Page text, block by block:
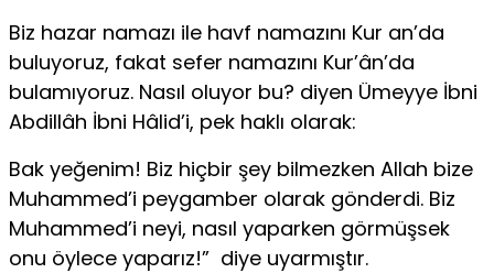
Biz hazar namazı ile havf namazını Kur an’da
buluyoruz, fakat sefer namazını Kur’ân’da
bulamıyoruz. Nasıl oluyor bu? diyen Ümeyye İbni
Abdillâh İbni Hâlid’i, pek haklı olarak:
Bak yeğenim! Biz hiçbir şey bilmezken Allah bize
Muhammed’i peygamber olarak gönderdi. Biz
Muhammed’i neyi, nasıl yaparken görmüşsek
onu öylece yaparız!” diye uyarmıştır.